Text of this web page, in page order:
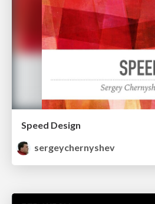
Speed Design
sergeychernyshev